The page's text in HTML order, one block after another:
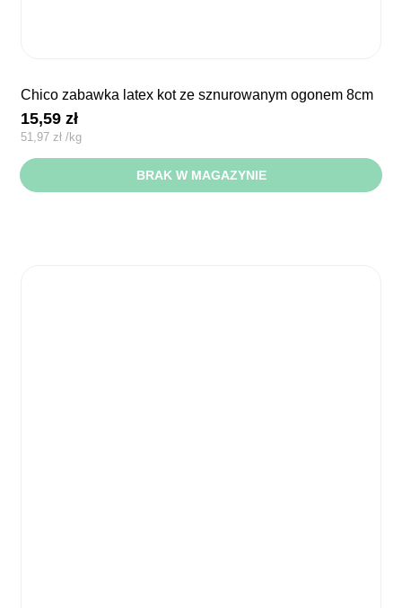
chico zabawka latex kot ze sznurowanym ogonem 8cm
15,59zł
51,97 zł /kg
BRAK W MAGAZYNIE